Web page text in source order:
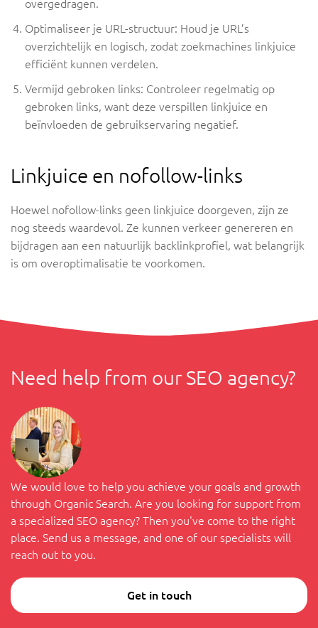
overgedragen.
Optimaliseer je URL-structuur: Houd je URL’s
overzichtelijk en logisch, zodat zoekmachines linkjuice
efficiënt kunnen verdelen.
Vermijd gebroken links: Controleer regelmatig op
gebroken links, want deze verspillen linkjuice en
beïnvloeden de gebruikservaring negatief.
Linkjuice en nofollow-links
Hoewel nofollow-links geen linkjuice doorgeven, zijn ze
nog steeds waardevol. Ze kunnen verkeer genereren en
bijdragen aan een natuurlijk backlinkprofiel, wat belangrijk
is om overoptimalisatie te voorkomen.
Need help from our SEO agency?
We would love to help you achieve your goals and growth
through Organic Search. Are you looking for support from
a specialized SEO agency? Then you've come to the right
place. Send us a message, and one of our specialists will
reach out to you.
Get in touch